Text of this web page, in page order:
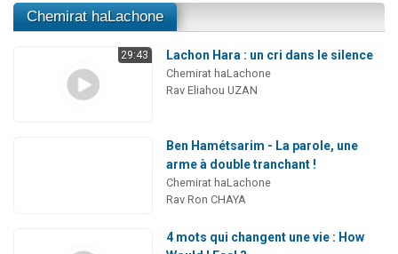
Chemirat haLachone
29:43 Lachon Hara : un cri dans le silence
Chemirat haLachone
Rav Eliahou UZAN
Ben Hamétsarim - La parole, une
arme à double tranchant !
Chemirat haLachone
Rav Ron CHAYA
4 mots qui changent une vie : How